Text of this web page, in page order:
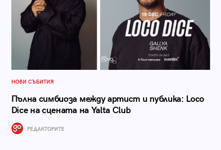
НОВИ СЪБИТИЯ
Пълна симбиоза между артист и публика: Loco
Dice на сцената на Yalta Club
РЕДАКТОРИТЕ